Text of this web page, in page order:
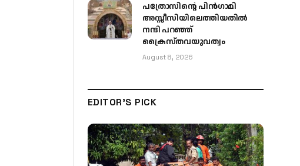
പത്രോസിന്റെ പിൻഗാമി
അസ്സീസിയിലെത്തിയതിൽ
നന്ദി പറഞ്ഞ്
ക്രൈസ്തവയുവത്വം
August 8, 2026
EDITOR'S PICK